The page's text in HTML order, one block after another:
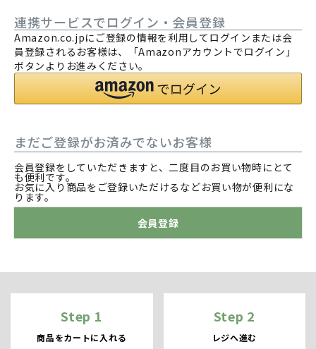
連携サービスでログイン・会員登録
Amazon.co.jpにご登録の情報を利用してログインまたは会
員登録されるお客様は、「Amazonアカウントでログイン」
ボタンよりお進みください。
まだご登録がお済みでないお客様
会員登録をしていただきますと、二度目のお買い物時にとて
も便利です。
お気に入り商品をご登録いただけるなどお買い物が便利にな
ります。
会員登録
Step 1
商品をカートに入れる
Step 2
レジへ進む